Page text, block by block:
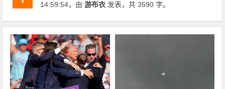
14:59:54，由游布衣 发表，共 3590 字。